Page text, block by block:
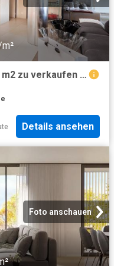
Luxuriöses Penthouse mit 247 m2 zu verkaufen Lugano, Schweiz
Details ansehen
Foto anschauen